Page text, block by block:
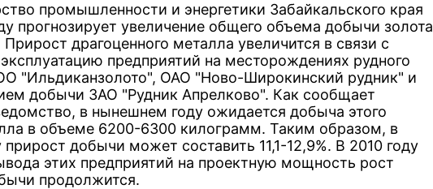
промышленности и энергетики Забайкальского края
прогнозирует увеличение общего объема добычи золота
Прирост драгоценного металла увеличится в связи с
предприятий на месторождениях рудного
"Ильдиканзолото", ОАО "Ново-Широкинский рудник" и
добычи ЗАО "Рудник Апрелково". Как сообщает
в нынешнем году ожидается добыча этого
в объеме 6200-6300 килограмм. Таким образом, в
прирост добычи может составить 11,1-12,9%. В 2010 году
этих предприятий на проектную мощность рост
продолжится.